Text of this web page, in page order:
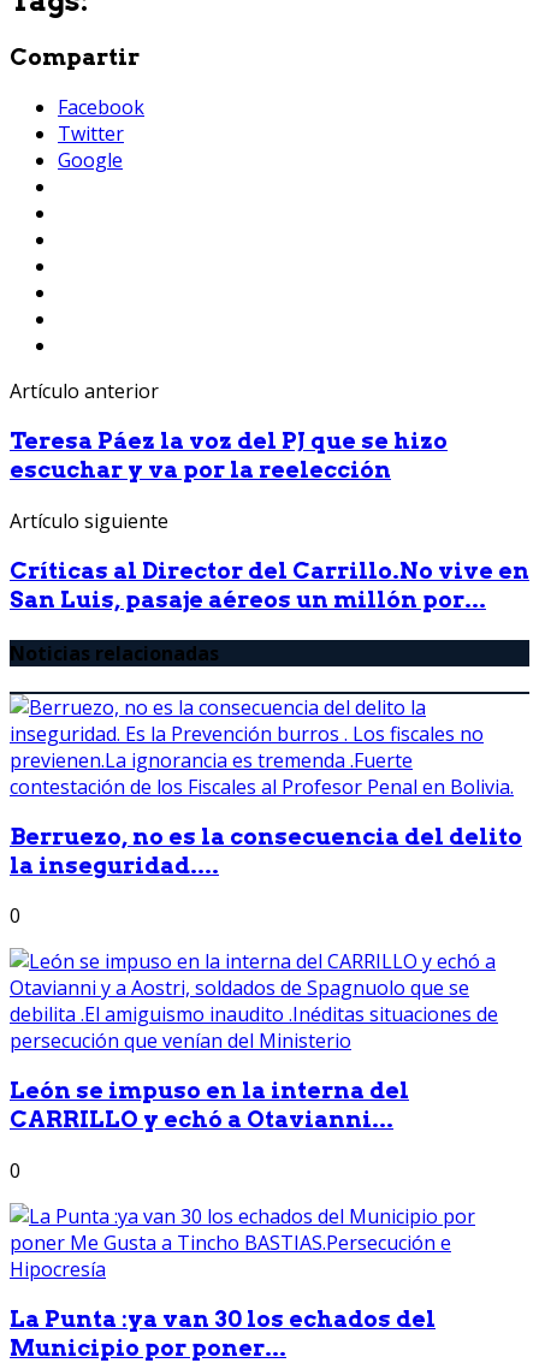
Compartir
Facebook
Twitter
Google
Artículo anterior
Teresa Páez la voz del PJ que se hizo
escuchar y va por la reelección
Artículo siguiente
Críticas al Director del Carrillo.No vive en
San Luis, pasaje aéreos un millón por...
Noticias relacionadas
Berruezo, no es la consecuencia del delito
la inseguridad....
0
León se impuso en la interna del
CARRILLO y echó a Otavianni...
0
La Punta :ya van 30 los echados del
Municipio por poner...